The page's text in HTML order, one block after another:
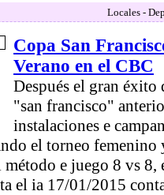
Locales -
Copa San
Verano en el CBC
Después el gran
"san francisco"
instalaciones e
el torneo femenino
método e juego 8 vs 8,
el ia 17/01/2015